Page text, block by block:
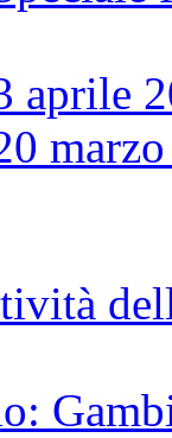
aprile